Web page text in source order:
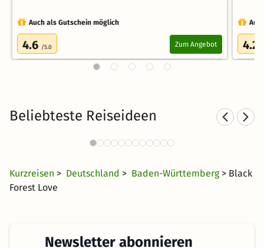
Auch als Gutschein möglich
4.6 /5.0 Zum Angebot 4.2
Beliebteste Reiseideen
Sporthotels im Schwarzwald
831 Angebote
Kurzreisen > Deutschland > Baden-Württemberg > Black
Forest Love
Newsletter abonnieren